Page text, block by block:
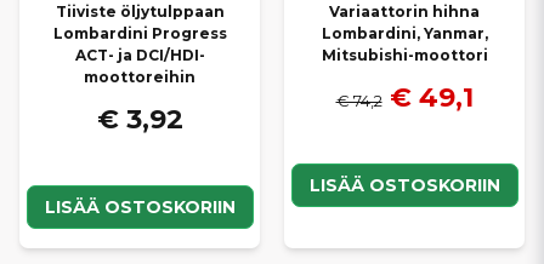
Tiiviste öljytulppaan
Lombardini Progress
ACT- ja DCI/HDI-
moottoreihin
€ 3,92
LISÄÄ OSTOSKORIIN
Variaattorin hihna
Lombardini, Yanmar,
Mitsubishi-moottori
€ 74,2 € 49,1
LISÄÄ OSTOSKORIIN